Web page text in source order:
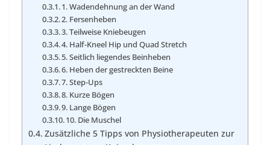
1. Wadendehnung an der Wand
2. Fersenheben
3. Teilweise Kniebeugen
4. Half-Kneel Hip und Quad Stretch
5. Seitlich liegendes Beinheben
6. Heben der gestreckten Beine
7. Step-Ups
8. Kurze Bögen
9. Lange Bögen
10. Die Muschel
Zusätzliche 5 Tipps von Physiotherapeuten zur